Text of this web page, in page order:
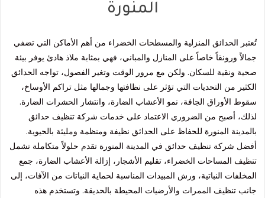
المنورة
تُعتبر الحدائق المنزلية والمسطحات الخضراء من أهم الأماكن التي تضفي
جمالاً ورونقاً خاصاً على المنازل والمباني، فهي بمثابة ملاذ هادئ يوفر بيئة
صحية ونقية للسكان. ولكن مع مرور الوقت وتغير الفصول، تواجه الحدائق
الكثير من التحديات التي تؤثر على نظافتها وجمالها مثل تراكم الأوساخ،
سقوط الأوراق الجافة، نمو الأعشاب الضارة، وانتشار الحشرات الضارة.
لذلك، أصبح من الضروري الاعتماد على خدمات شركة تنظيف حدائق
بالمدينة المنورة للحفاظ على الحدائق نظيفة ومنظمة ومليئة بالحيوية.
أفضل شركة تنظيف حدائق في المدينة المنورة تقدم حلولاً متكاملة تشمل
تنظيف المساحات الخضراء، تقليم الأشجار، إزالة الأعشاب الضارة، جمع
المخلفات النباتية، ورش المبيدات المناسبة لحماية النباتات من الآفات، إلى
جانب تنظيف الممرات والأرضيات المحيطة بالحديقة. وتستخدم هذه